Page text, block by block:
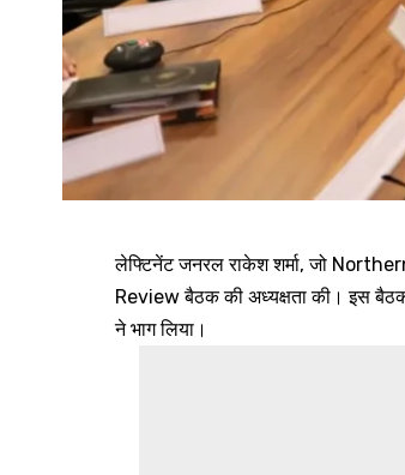
लेफ्टिनेंट जनरल राकेश शर्मा, जो
Review बैठक की अध्यक्षता की। इस बैठक
ने भाग लिया।